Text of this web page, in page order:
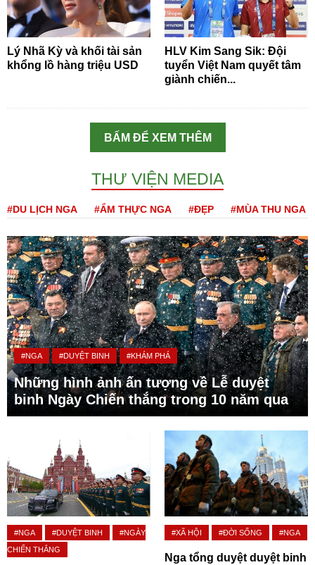
Lý Nhã Kỳ và khối tài sản
khổng lồ hàng triệu USD
HLV Kim Sang Sik: Đội
tuyển Việt Nam quyết tâm
giành chiến...
BẤM ĐỂ XEM THÊM
THƯ VIỆN MEDIA
#DU LỊCH NGA #ẨM THỰC NGA #ĐẸP #MÙA THU NGA
#NGA #DUYỆT BINH #KHÁM PHÁ
Những hình ảnh ấn tượng về Lễ duyệt
binh Ngày Chiến thắng trong 10 năm qua
#NGA #DUYỆT BINH
#NGÀY
CHIẾN THẮNG
#XÃ HỘI #ĐỜI SỐNG #NGA
Nga tổng duyệt duyệt binh